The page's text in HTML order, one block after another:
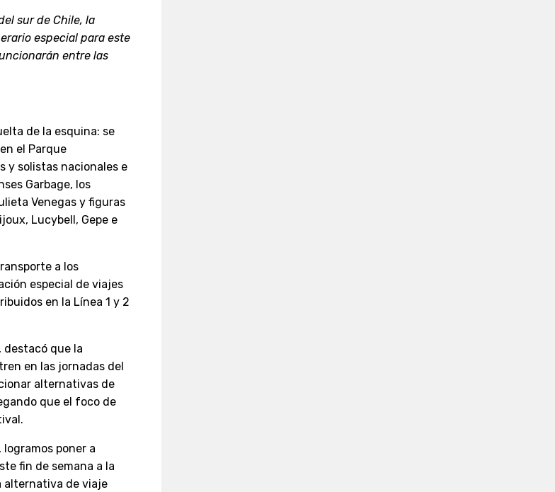
sur de Chile, la
especial para este
entre las
de la esquina: se
el Parque
y solistas nacionales e
Garbage, los
Venegas y figuras
Lucybell, Gepe e
a los
especial de viajes
en la Línea 1 y 2
destacó que la
en las jornadas del
alternativas de
que el foco de
logramos poner a
fin de semana a la
alternativa de viaje